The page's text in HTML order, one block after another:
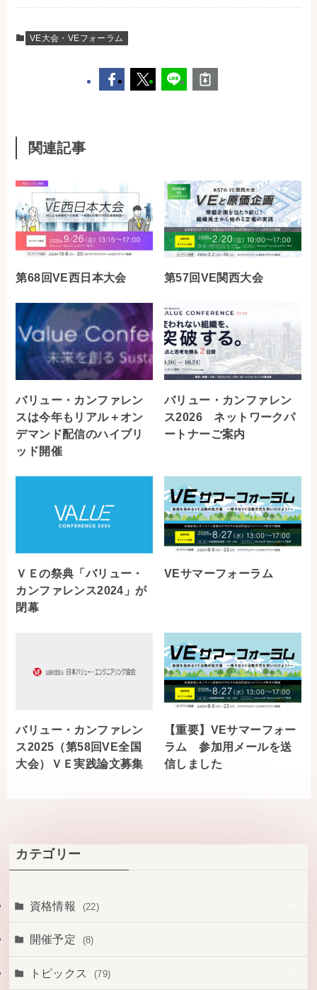
VE大会・VEフォーラム
関連記事
第68回VE西日本大会 第57回VE関西大会
バリュー・カンファレン
スは今年もリアル＋オン
デマンド配信のハイブリ
ッド開催
バリュー・カンファレン
ス2026 ネットワークパ
ートナーご案内
ＶＥの祭典「バリュー・
カンファレンス2024」が
閉幕
VEサマーフォーラム
バリュー・カンファレン
ス2025（第58回VE全国
大会）ＶＥ実践論文募集
【重要】VEサマーフォー
ラム 参加用メールを送
信しました
カテゴリー
資格情報 (22)
(14)
(1)
開催予定 (8)
トピックス (79)